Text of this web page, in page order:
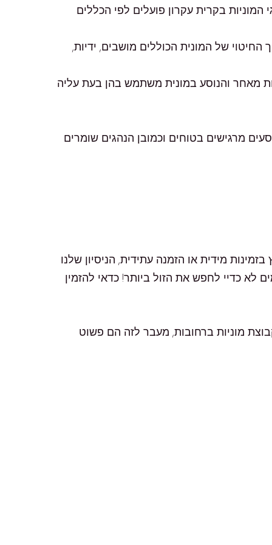
בקרית עקרון פועלים לפי הכללים
החיטוי של המונית הכוללים מושבים, ידיות,
מאחר והנוסע במונית משתמש בהן בעת עליה
מרגישים בטוחים וכמובן הנהגים שומרים
מידית או הזמנה עתידית, הניסיון שלנו
לא כדיי לחפש את הזול ביותר! כדאי להזמין
מוניות ברחובות, מעבר לזה הם פשוט